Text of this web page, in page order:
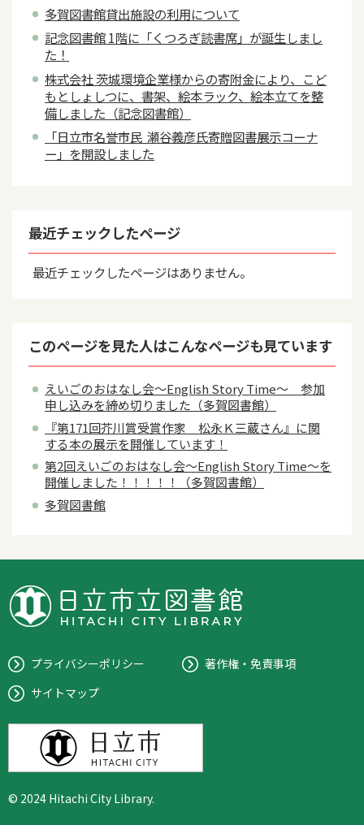
多賀図書館貸出施設の利用について
記念図書館 1階に「くつろぎ読書席」が誕生しまし
た！
株式会社 茨城環境企業様からの寄附金により、こど
もとしょしつに、書架、絵本ラック、絵本立てを整
備しました（記念図書館）
「日立市名誉市民 瀬谷義彦氏寄贈図書展示コーナ
ー」を開設しました
最近チェックしたページ
最近チェックしたページはありません。
このページを見た人はこんなページも見ています
えいごのおはなし会～English Story Time～ 参加
申し込みを締め切りました（多賀図書館）
『第171回芥川賞受賞作家 松永Ｋ三蔵さん』に関
する本の展示を開催しています！
第2回えいごのおはなし会～English Story Time～を
開催しました！！！！！（多賀図書館）
多賀図書館
プライバシーポリシー
著作権・免責事項
サイトマップ
© 2024 Hitachi City Library.